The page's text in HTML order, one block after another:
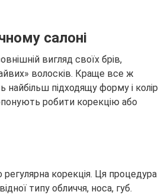
салоні
вигляд своїх брів,
волосків. Краще все ж
найбільш підходящу форму і колір
робити корекцію або
корекція. Ця процедура
типу обличчя, носа, губ.